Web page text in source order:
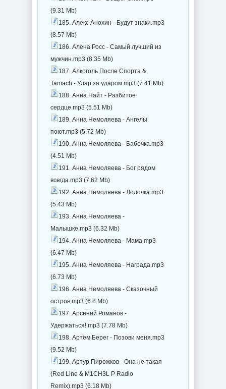
(9.31 Mb)
185. Алекс Анохин - Будут знаки.mp3
(8.57 Mb)
186. Алёна Росс - Самый лучший из
мужчин.mp3 (8.35 Mb)
187. Алкоголь После Спорта &
Tamach - Удар за ударом.mp3 (7.41 Mb)
188. Анна Найт - Разбитое
сердце.mp3 (5.51 Mb)
189. Анна Немоляева - Ангелы
поют.mp3 (5.72 Mb)
190. Анна Немоляева - Бабочка.mp3
(4.51 Mb)
191. Анна Немоляева - Бог рядом
всегда.mp3 (7.62 Mb)
192. Анна Немоляева - Лодочка.mp3
(5.43 Mb)
193. Анна Немоляева -
Малышке.mp3 (6.32 Mb)
194. Анна Немоляева - Мама.mp3
(6.47 Mb)
195. Анна Немоляева - Награда.mp3
(6.73 Mb)
196. Анна Немоляева - Сказочный
остров.mp3 (6.8 Mb)
197. Арсений Романов -
Удержаться!.mp3 (7.78 Mb)
198. Артём Берег - Позови меня.mp3
(9.52 Mb)
199. Артур Пирожков - Она не такая
(Red Line & M1CH3L P Radio
Remix).mp3 (6.18 Mb)